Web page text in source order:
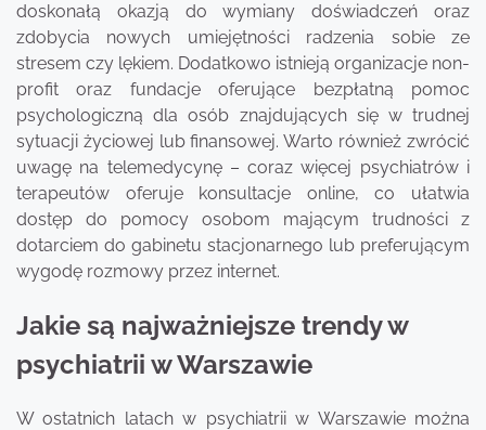
doskonałą okazją do wymiany doświadczeń oraz
zdobycia nowych umiejętności radzenia sobie ze
stresem czy lękiem. Dodatkowo istnieją organizacje non-
profit oraz fundacje oferujące bezpłatną pomoc
psychologiczną dla osób znajdujących się w trudnej
sytuacji życiowej lub finansowej. Warto również zwrócić
uwagę na telemedycynę – coraz więcej psychiatrów i
terapeutów oferuje konsultacje online, co ułatwia
dostęp do pomocy osobom mającym trudności z
dotarciem do gabinetu stacjonarnego lub preferującym
wygodę rozmowy przez internet.
Jakie są najważniejsze trendy w
psychiatrii w Warszawie
W ostatnich latach w psychiatrii w Warszawie można